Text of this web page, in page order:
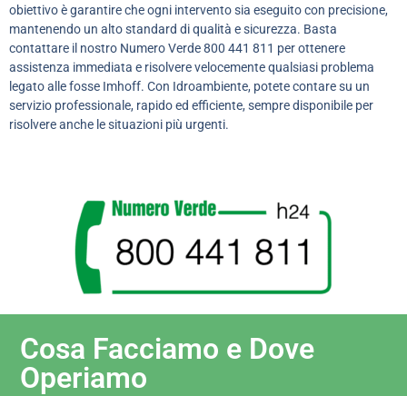
obiettivo è garantire che ogni intervento sia eseguito con precisione,
mantenendo un alto standard di qualità e sicurezza. Basta
contattare il nostro Numero Verde 800 441 811 per ottenere
assistenza immediata e risolvere velocemente qualsiasi problema
legato alle fosse Imhoff. Con Idroambiente, potete contare su un
servizio professionale, rapido ed efficiente, sempre disponibile per
risolvere anche le situazioni più urgenti.
Cosa Facciamo e Dove
Operiamo